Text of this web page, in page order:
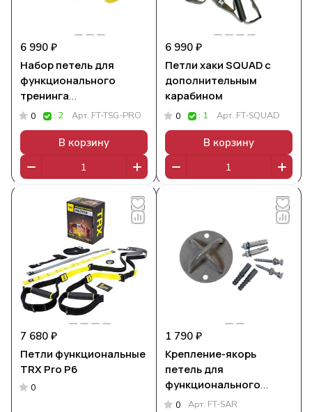
6 990 ₽
Набор петель для
функционального
тренинга
профессиональный
0 : 2 Арт. FT-TSG-PRO
В корзину
6 990 ₽
Петли хаки SQUAD с
дополнительным
карабином
0 : 1 Арт. FT-SQUAD
В корзину
7 680 ₽
Петли функциональные
TRX Pro P6
0
1 790 ₽
Крепление-якорь
петель для
функционального
тренинга
0 Арт. FT-SAR